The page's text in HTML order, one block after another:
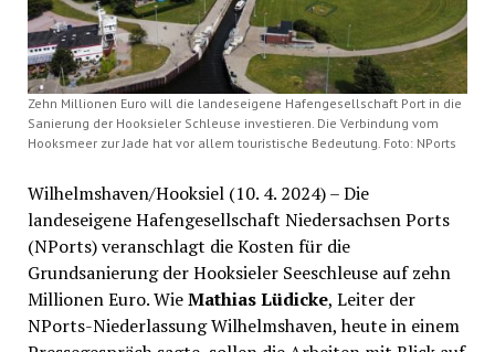
Zehn Millionen Euro will die landeseigene Hafengesellschaft Port in die
Sanierung der Hooksieler Schleuse investieren. Die Verbindung vom
Hooksmeer zur Jade hat vor allem touristische Bedeutung. Foto: NPorts
Wilhelmshaven/Hooksiel (10. 4. 2024) – Die
landeseigene Hafengesellschaft Niedersachsen Ports
(NPorts) veranschlagt die Kosten für die
Grundsanierung der Hooksieler Seeschleuse auf zehn
Millionen Euro. WieMathias Lüdicke, Leiter der
NPorts-Niederlassung Wilhelmshaven, heute in einem